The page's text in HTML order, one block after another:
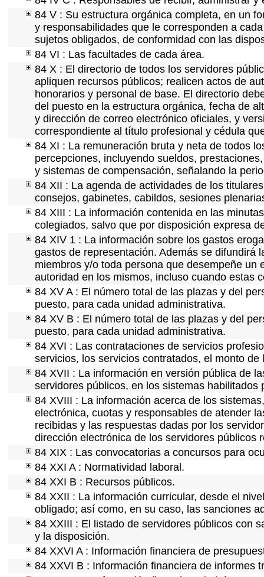
84 V : Su estructura orgánica completa, en un
y responsabilidades que le corresponden a
sujetos obligados, de conformidad con las
84 VI : Las facultades de cada área.
84 X : El directorio de todos los servidores
apliquen recursos públicos; realicen actos de
honorarios y personal de base. El directorio
del puesto en la estructura orgánica, fecha de
y dirección de correo electrónico oficiales, y
correspondiente al título profesional y cédula
84 XI : La remuneración bruta y neta de todos
percepciones, incluyendo sueldos,
y sistemas de compensación, señalando la
84 XII : La agenda de actividades de los
consejos, gabinetes, cabildos, sesiones
84 XIII : La información contenida en las
colegiados, salvo que por disposición expresa
84 XIV 1 : La información sobre los gastos
gastos de representación. Además se difundirá
miembros y/o toda persona que desempeñe
autoridad en los mismos, incluso cuando estas
84 XV A : El número total de las plazas y del
puesto, para cada unidad administrativa.
84 XV B : El número total de las plazas y del
puesto, para cada unidad administrativa.
84 XVI : Las contrataciones de servicios
servicios, los servicios contratados, el monto
84 XVII : La información en versión pública de
servidores públicos, en los sistemas
84 XVIII : La información acerca de los
electrónica, cuotas y responsables de atender
recibidas y las respuestas dadas por los
dirección electrónica de los servidores públicos
84 XIX : Las convocatorias a concursos para
84 XXI A : Normatividad laboral.
84 XXI B : Recursos públicos.
84 XXII : La información curricular, desde el
obligado; así como, en su caso, las sanciones
84 XXIII : El listado de servidores públicos con
y la disposición.
84 XXVI A : Información financiera de
84 XXVI B : Información financiera de informes